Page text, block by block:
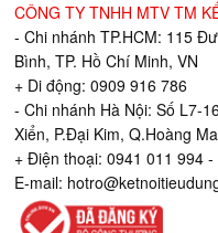
CÔNG TY TNHH MTV TM
- Chi nhánh TP.HCM: 115
Bình, TP. Hồ Chí Minh, VN
+ Di động: 0909 916 786
- Chi nhánh Hà Nội: Số L7-
Xiển, P.Đại Kim, Q.Hoàng
+ Điện thoại: 0941 011 994
E-mail: